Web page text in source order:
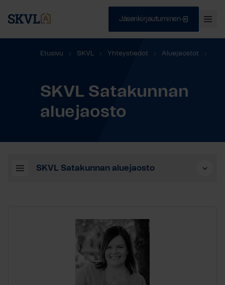
Jäsenkirjautuminen
Sulje
Etusivu SKVL Yhteystiedot Aluejaostot
SKVL Satakunnan
aluejaosto
SKVL Satakunnan aluejaosto